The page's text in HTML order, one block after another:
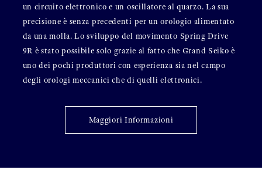
un circuito elettronico e un oscillatore al quarzo. La sua
precisione è senza precedenti per un orologio alimentato
da una molla. Lo sviluppo del movimento Spring Drive
9R è stato possibile solo grazie al fatto che Grand Seiko è
uno dei pochi produttori con esperienza sia nel campo
degli orologi meccanici che di quelli elettronici.
Maggiori Informazioni